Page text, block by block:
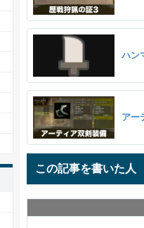
ハン
アー
この記事を書いた人